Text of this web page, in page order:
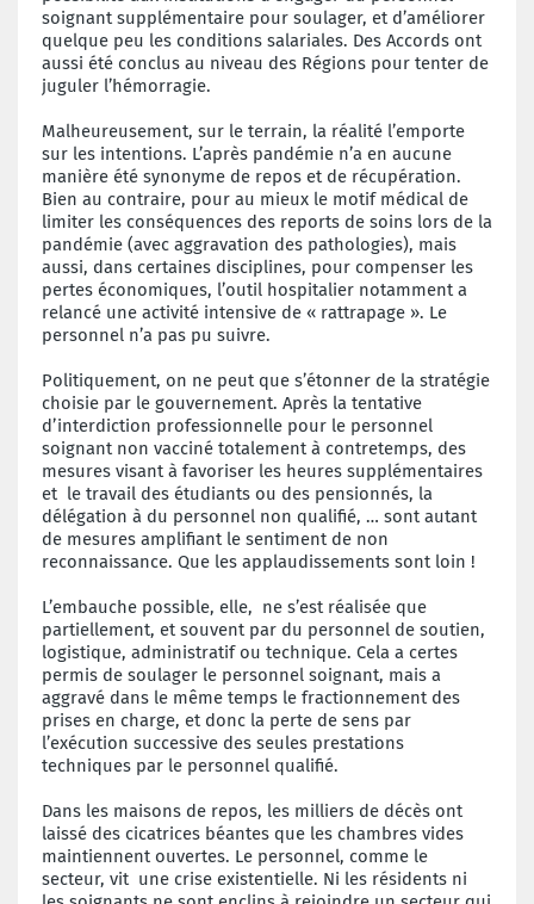
soignant supplémentaire pour soulager, et d’améliorer
quelque peu les conditions salariales. Des Accords ont
aussi été conclus au niveau des Régions pour tenter de
juguler l’hémorragie.
Malheureusement, sur le terrain, la réalité l’emporte
sur les intentions. L’après pandémie n’a en aucune
manière été synonyme de repos et de récupération.
Bien au contraire, pour au mieux le motif médical de
limiter les conséquences des reports de soins lors de la
pandémie (avec aggravation des pathologies), mais
aussi, dans certaines disciplines, pour compenser les
pertes économiques, l’outil hospitalier notamment a
relancé une activité intensive de « rattrapage ». Le
personnel n’a pas pu suivre.
Politiquement, on ne peut que s’étonner de la stratégie
choisie par le gouvernement. Après la tentative
d’interdiction professionnelle pour le personnel
soignant non vacciné totalement à contretemps, des
mesures visant à favoriser les heures supplémentaires
et le travail des étudiants ou des pensionnés, la
délégation à du personnel non qualifié, … sont autant
de mesures amplifiant le sentiment de non
reconnaissance. Que les applaudissements sont loin !
L’embauche possible, elle, ne s’est réalisée que
partiellement, et souvent par du personnel de soutien,
logistique, administratif ou technique. Cela a certes
permis de soulager le personnel soignant, mais a
aggravé dans le même temps le fractionnement des
prises en charge, et donc la perte de sens par
l’exécution successive des seules prestations
techniques par le personnel qualifié.
Dans les maisons de repos, les milliers de décès ont
laissé des cicatrices béantes que les chambres vides
maintiennent ouvertes. Le personnel, comme le
secteur, vit une crise existentielle. Ni les résidents ni